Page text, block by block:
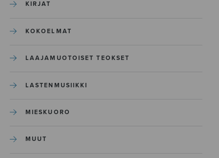
KIRJAT
KOKOELMAT
LAAJAMUOTOISET TEOKSET
LASTENMUSIIKKI
MIESKUORO
MUUT